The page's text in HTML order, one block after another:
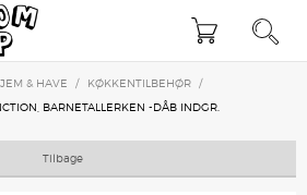
& HAVE / KØKKENTILBEHØR
/
BARNETALLERKEN -DÅB INDGR.
Tilbage